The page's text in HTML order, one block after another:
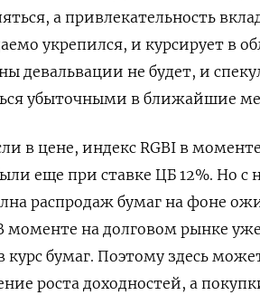
а привлекательность
укрепился, и курсирует в
девальвации не будет, и
убыточными в ближайшие
в цене, индекс RGBI в
еще при ставке ЦБ 12%. Но с
распродаж бумаг на фоне
на долговом рынке уже
курс бумаг. Поэтому здесь
роста доходностей, а